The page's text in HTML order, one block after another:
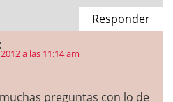
Responder
a las 11:14 am
preguntas con lo de